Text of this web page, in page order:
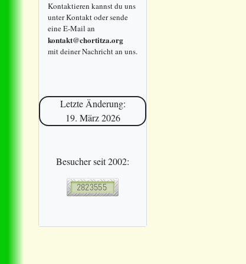
Kontaktieren kannst du uns
unter Kontakt oder sende
eine E-Mail an
kontakt@chortitza.org
mit deiner Nachricht an uns.
Letzte Änderung:
19. März 2026
Besucher seit 2002: